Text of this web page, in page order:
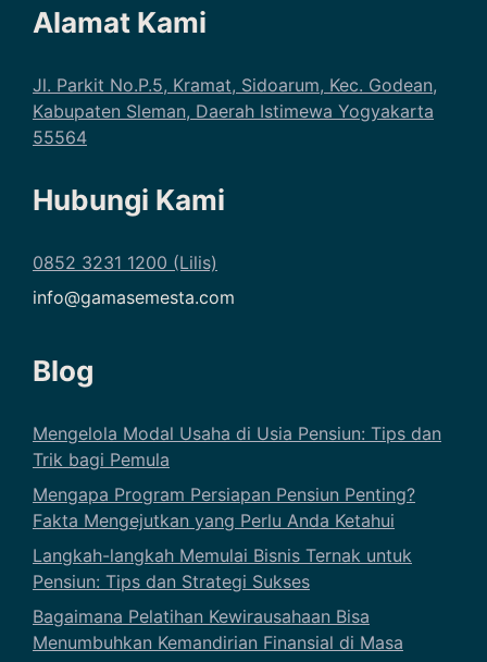
info@gamasemesta.com
Blog
Mengelola Modal Usaha di Usia Pensiun: Tips dan
Mengapa Program Persiapan Pensiun Penting?
Fakta Mengejutkan yang Perlu Anda Ketahui
Pensiun: Tips dan Strategi Sukses
Menumbuhkan Kemandirian Finansial di Masa
Pensiun?
Mengapa Pelatihan Kewirausahaan Penting untuk
Pensiunan?